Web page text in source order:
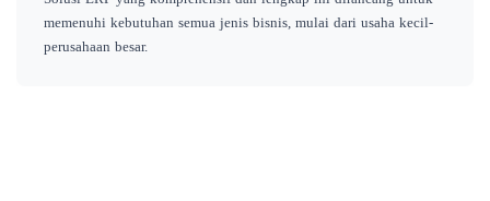
memenuhi kebutuhan semua jenis bisnis, mulai dari usaha kecil-
perusahaan besar.